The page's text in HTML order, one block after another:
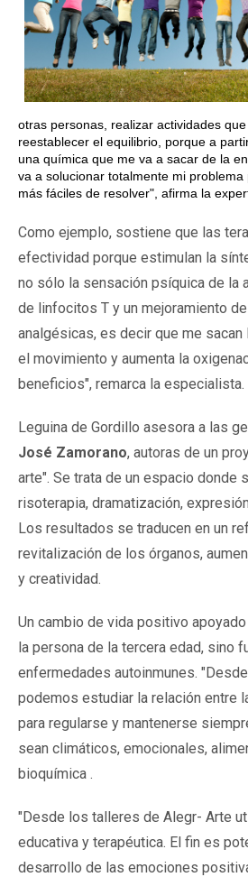
otras personas, realizar actividades
reestablecer el equilibrio, porque a
una química que me va a sacar de la
va a solucionar totalmente mi
más fáciles de resolver", afirma la
Como ejemplo, sostiene que las
efectividad porque estimulan la
no sólo la sensación psíquica de la
de linfocitos T y un mejoramiento
analgésicas, es decir que me
el movimiento y aumenta la
beneficios", remarca la especialista.
Leguina de Gordillo asesora a las
José Zamorano, autoras de un
arte". Se trata de un espacio donde
risoterapia, dramatización,
Los resultados se traducen en un
revitalización de los órganos,
y creatividad.
Un cambio de vida positivo
la persona de la tercera edad, sino
enfermedades autoinmunes.
podemos estudiar la relación entre
para regularse y mantenerse
sean climáticos, emocionales,
bioquímica .
"Desde los talleres de Alegr- Arte
educativa y terapéutica. El fin es
desarrollo de las emociones